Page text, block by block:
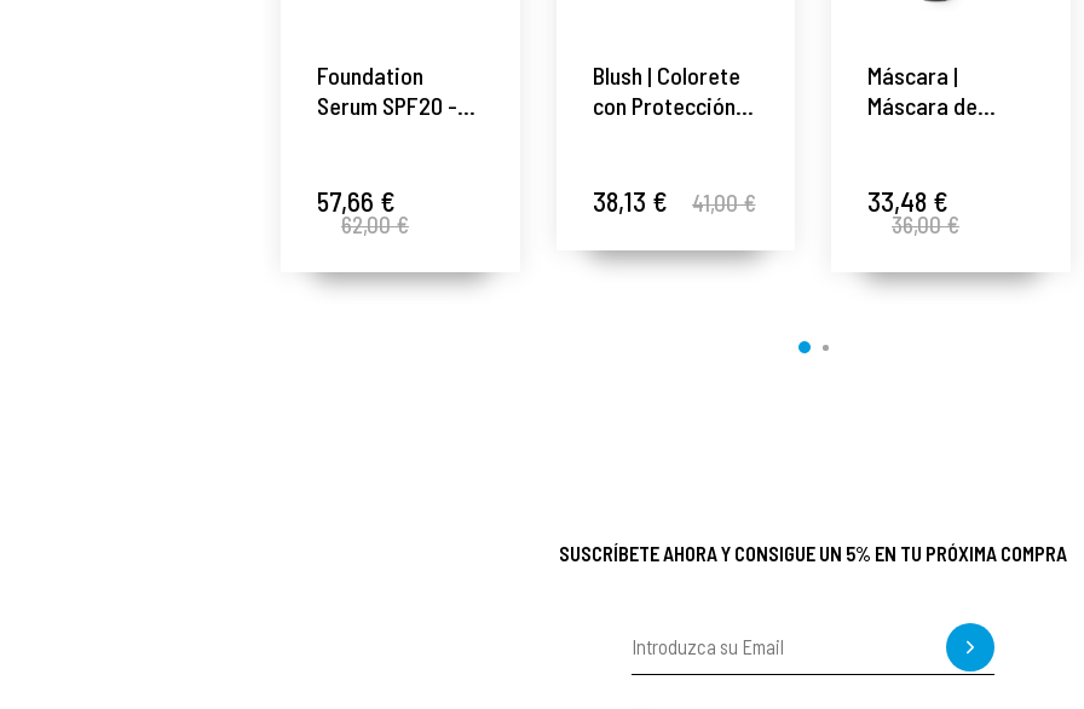
Foundation
Serum SPF20 -
Perricone MD ®
57,66 €
62,00 €
Blush | Colorete
con Protección
Perricone MD ®
38,13 € 41,00 €
Máscara |
Máscara de
Perricone MD ®
33,48 €
36,00 €
SUSCRÍBETE AHORA Y CONSIGUE UN 5% EN TU PRÓXIMA COMPRA